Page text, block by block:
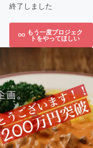
終了しました
もう一度プロジェク
トをやってほしい